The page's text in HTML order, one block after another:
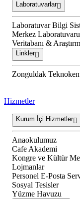
Laboratuvarlar
Laboratuvar Bilgi
Merkez
Veritabanı &
Linkler
Zonguldak
Hizmetler
Kurum İçi Hizmetler
Anaokulumuz
Cafe Akademi
Kongre ve Kültür
Lojmanlar
Personel E-Posta
Sosyal Tesisler
Yüzme Havuzu